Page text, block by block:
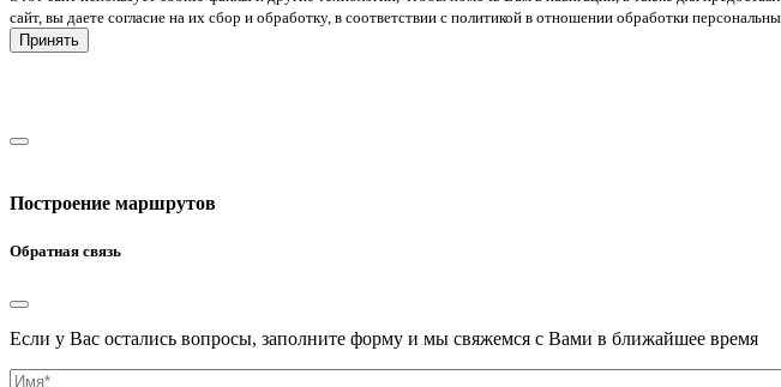
сайт, вы даете согласие на их сбор и обработку, в соответствии с политикой в отношении обработки
Принять
Построение маршрутов
Обратная связь
Если у Вас остались вопросы, заполните форму и мы свяжемся с Вами в ближайшее время